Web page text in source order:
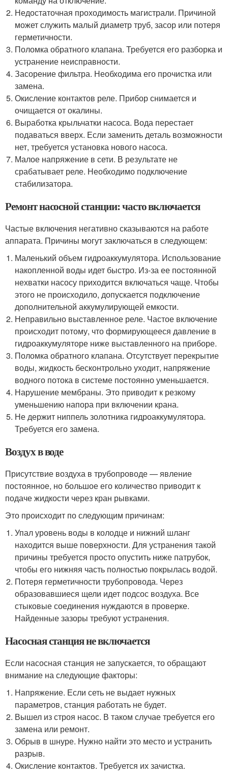
Недостаточная проходимость магистрали. Причиной
может служить малый диаметр труб, засор или потеря
герметичности.
Поломка обратного клапана. Требуется его разборка и
устранение неисправности.
Засорение фильтра. Необходима его прочистка или
замена.
Окисление контактов реле. Прибор снимается и
очищается от окалины.
Выработка крыльчатки насоса. Вода перестает
подаваться вверх. Если заменить деталь возможности
нет, требуется установка нового насоса.
Малое напряжение в сети. В результате не
срабатывает реле. Необходимо подключение
стабилизатора.
Ремонт насосной станции: часто включается
Частые включения негативно сказываются на работе
аппарата. Причины могут заключаться в следующем:
Маленький объем гидроаккумулятора. Использование
накопленной воды идет быстро. Из-за ее постоянной
нехватки насосу приходится включаться чаще. Чтобы
этого не происходило, допускается подключение
дополнительной аккумулирующей емкости.
Неправильно выставленное реле. Частое включение
происходит потому, что формирующееся давление в
гидроаккумуляторе ниже выставленного на приборе.
Поломка обратного клапана. Отсутствует перекрытие
воды, жидкость бесконтрольно уходит, напряжение
водного потока в системе постоянно уменьшается.
Нарушение мембраны. Это приводит к резкому
уменьшению напора при включении крана.
Не держит ниппель золотника гидроаккумулятора.
Требуется его замена.
Воздух в воде
Присутствие воздуха в трубопроводе — явление
постоянное, но большое его количество приводит к
подаче жидкости через кран рывками.
Это происходит по следующим причинам:
Упал уровень воды в колодце и нижний шланг
находится выше поверхности. Для устранения такой
причины требуется просто опустить ниже патрубок,
чтобы его нижняя часть полностью покрылась водой.
Потеря герметичности трубопровода. Через
образовавшиеся щели идет подсос воздуха. Все
стыковые соединения нуждаются в проверке.
Найденные зазоры требуют устранения.
Насосная станция не включается
Если насосная станция не запускается, то обращают
внимание на следующие факторы:
Напряжение. Если сеть не выдает нужных
параметров, станция работать не будет.
Вышел из строя насос. В таком случае требуется его
замена или ремонт.
Обрыв в шнуре. Нужно найти это место и устранить
разрыв.
Окисление контактов. Требуется их зачистка.